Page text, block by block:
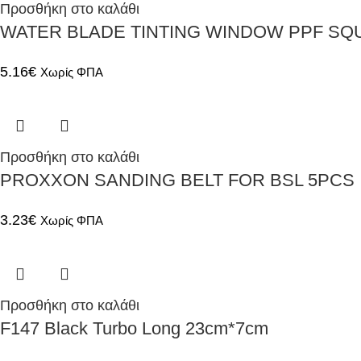
Προσθήκη στο καλάθι
WATER BLADE TINTING WINDOW PPF
5.16€ Χωρίς ΦΠΑ
Προσθήκη στο καλάθι
PROXXON SANDING BELT FOR BSL 5PCS
3.23€ Χωρίς ΦΠΑ
Προσθήκη στο καλάθι
F147 Black Turbo Long 23cm*7cm